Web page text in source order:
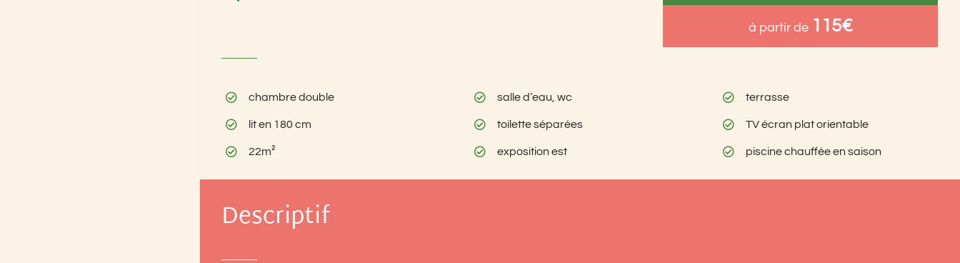
à partir de 115€
chambre double
lit en 180 cm
22m²
salle d’eau, wc
toilette séparées
exposition est
terrasse
TV écran plat orientable
piscine chauffée en saison
Descriptif